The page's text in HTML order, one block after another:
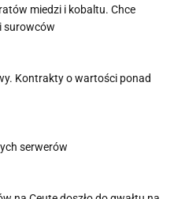
miedzi i kobaltu. Chce
surowców
Kontrakty o wartości ponad
serwerów